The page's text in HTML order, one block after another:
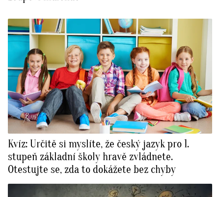
Kvíz: Určitě si myslíte, že český jazyk pro 1.
stupeň základní školy hravě zvládnete.
Otestujte se, zda to dokážete bez chyby